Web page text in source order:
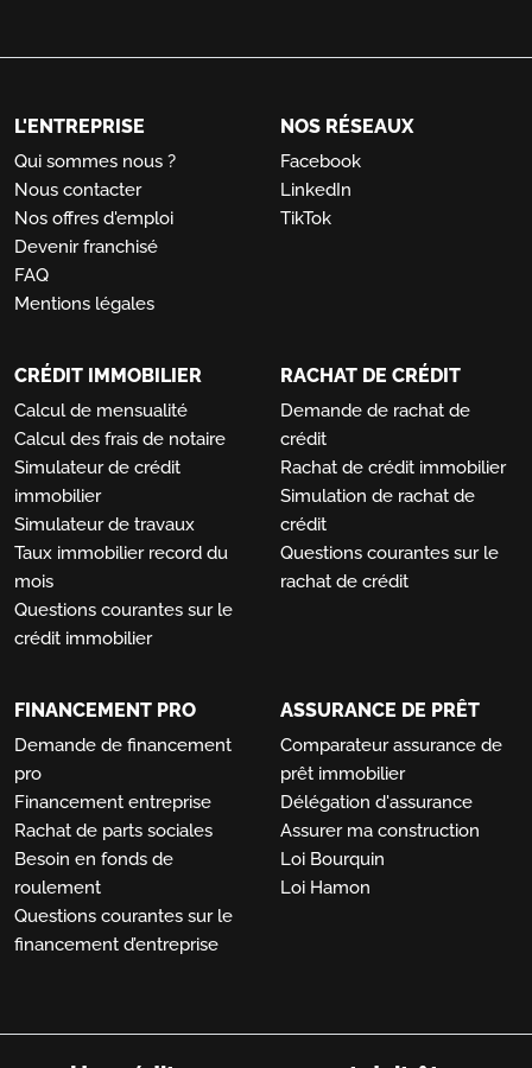
L'ENTREPRISE
Qui sommes nous ?
Nous contacter
Nos offres d'emploi
Devenir franchisé
FAQ
Mentions légales
NOS RÉSEAUX
Facebook
LinkedIn
TikTok
CRÉDIT IMMOBILIER
Calcul de mensualité
Calcul des frais de notaire
Simulateur de crédit
immobilier
Simulateur de travaux
Taux immobilier record du
mois
Questions courantes sur le
crédit immobilier
RACHAT DE CRÉDIT
Demande de rachat de
crédit
Rachat de crédit immobilier
Simulation de rachat de
crédit
Questions courantes sur le
rachat de crédit
FINANCEMENT PRO
Demande de financement
pro
Financement entreprise
Rachat de parts sociales
Besoin en fonds de
roulement
Questions courantes sur le
financement d’entreprise
ASSURANCE DE PRÊT
Comparateur assurance de
prêt immobilier
Délégation d'assurance
Assurer ma construction
Loi Bourquin
Loi Hamon